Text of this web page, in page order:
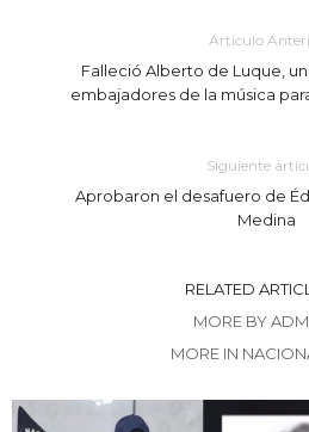
Artículo
Falleció Alberto de Luque,
embajadores de la música
Siguiente
Aprobaron el desafuero de
Medina
RELATED
MORE BY
MORE IN